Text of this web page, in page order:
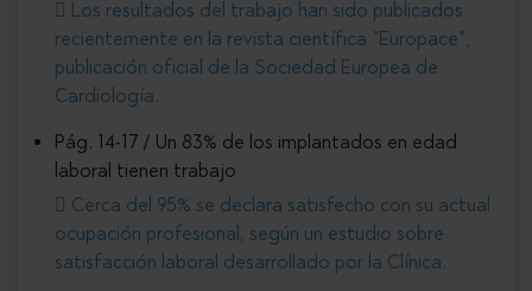
Los resultados del trabajo han sido publicados
recientemente en la revista científica "Europace",
publicación oficial de la Sociedad Europea de
Cardiología.
Pág. 14-17 / Un 83% de los implantados en edad
laboral tienen trabajo
Cerca del 95% se declara satisfecho con su actual
ocupación profesional, según un estudio sobre
satisfacción laboral desarrollado por la Clínica.